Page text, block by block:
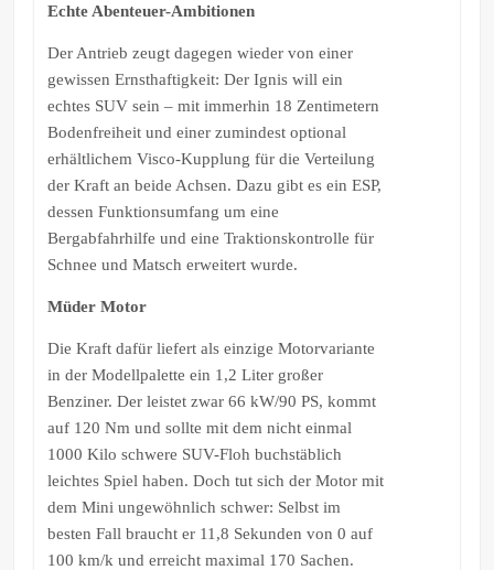
Echte Abenteuer-Ambitionen
Der Antrieb zeugt dagegen wieder von einer
gewissen Ernsthaftigkeit: Der Ignis will ein
echtes SUV sein – mit immerhin 18 Zentimetern
Bodenfreiheit und einer zumindest optional
erhältlichem Visco-Kupplung für die Verteilung
der Kraft an beide Achsen. Dazu gibt es ein ESP,
dessen Funktionsumfang um eine
Bergabfahrhilfe und eine Traktionskontrolle für
Schnee und Matsch erweitert wurde.
Müder Motor
Die Kraft dafür liefert als einzige Motorvariante
in der Modellpalette ein 1,2 Liter großer
Benziner. Der leistet zwar 66 kW/90 PS, kommt
auf 120 Nm und sollte mit dem nicht einmal
1000 Kilo schwere SUV-Floh buchstäblich
leichtes Spiel haben. Doch tut sich der Motor mit
dem Mini ungewöhnlich schwer: Selbst im
besten Fall braucht er 11,8 Sekunden von 0 auf
100 km/k und erreicht maximal 170 Sachen.